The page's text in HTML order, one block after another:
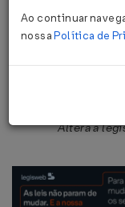
Decreto-
Altera a
Ao continuar
nossaPolítica de